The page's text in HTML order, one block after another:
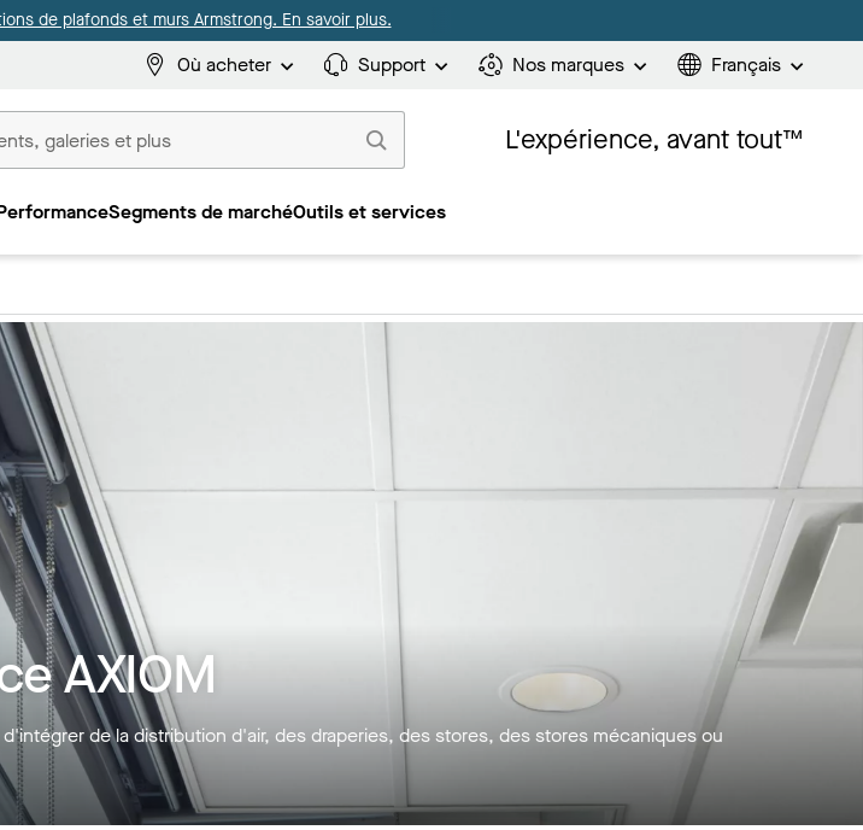
de plafonds et murs Armstrong. En savoir plus.
Où acheter Support Nos marques Français
L'expérience, avant tout™
Segments de marchéOutils et services
AXIOM
de la distribution d'air, des draperies, des stores, des stores mécaniques ou